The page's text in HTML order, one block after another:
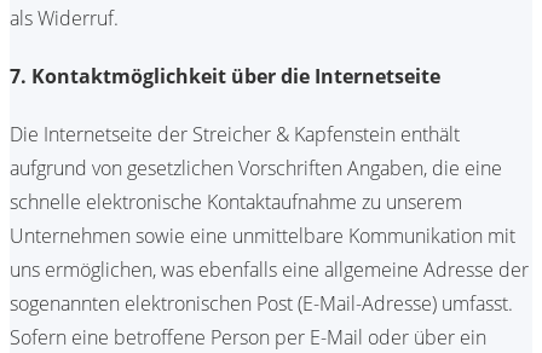
als Widerruf.
7. Kontaktmöglichkeit über die Internetseite
Die Internetseite der Streicher & Kapfenstein enthält
aufgrund von gesetzlichen Vorschriften Angaben, die eine
schnelle elektronische Kontaktaufnahme zu unserem
Unternehmen sowie eine unmittelbare Kommunikation mit
uns ermöglichen, was ebenfalls eine allgemeine Adresse der
sogenannten elektronischen Post (E-Mail-Adresse) umfasst.
Sofern eine betroffene Person per E-Mail oder über ein